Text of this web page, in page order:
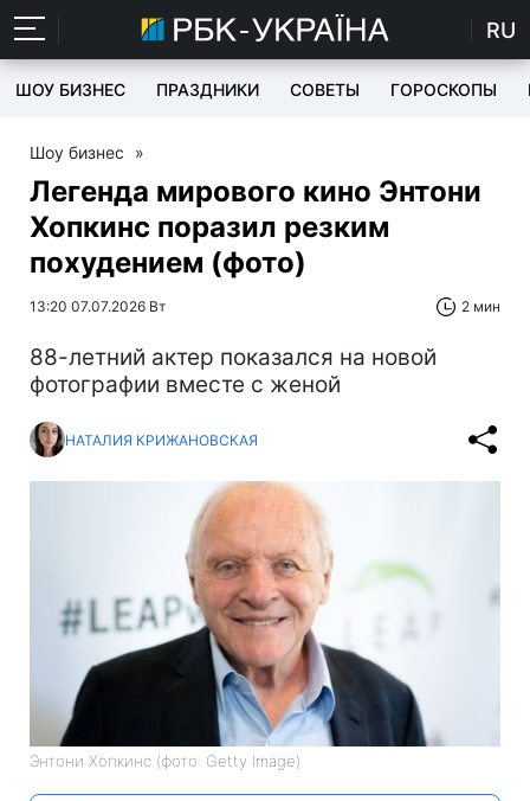
RU
ШОУ БИЗНЕС ПРАЗДНИКИ СОВЕТЫ ГОРОСКОПЫ
Шоу бизнес »
Легенда мирового кино Энтони
Хопкинс поразил резким
похудением (фото)
13:20 07.07.2026 Вт 2 мин
88-летний актер показался на новой
фотографии вместе с женой
НАТАЛИЯ КРИЖАНОВСКАЯ
Энтони Хопкинс (фото: Getty Image)